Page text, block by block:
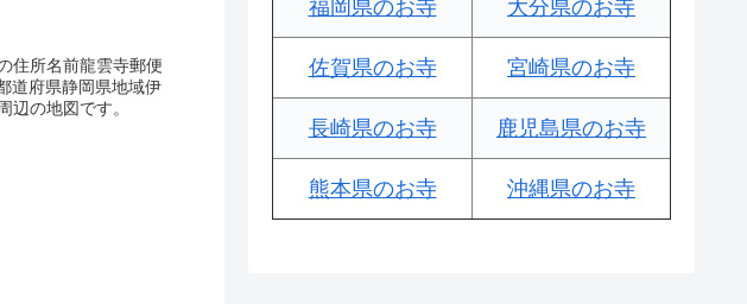
住所名前龍雲寺郵便
道府県静岡県地域伊
辺の地図です。
福岡県のお寺 大分県のお寺
佐賀県のお寺 宮崎県のお寺
長崎県のお寺 鹿児島県のお寺
熊本県のお寺 沖縄県のお寺